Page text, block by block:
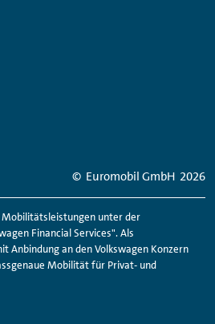
© Euromobil GmbH 2026
unter der
Financial Services". Als
Anbindung an den Volkswagen Konzern
Mobilität für Privat- und